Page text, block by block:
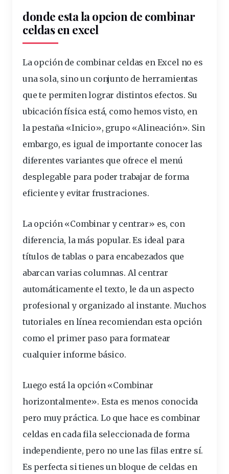
donde esta la opcion de combinar
celdas en excel
La opción de combinar celdas en Excel no es
una sola, sino un conjunto de herramientas
que te permiten lograr distintos efectos. Su
ubicación física está, como hemos visto, en
la pestaña «Inicio», grupo «Alineación». Sin
embargo, es igual de importante conocer las
diferentes variantes que ofrece el menú
desplegable para poder trabajar de forma
eficiente y evitar frustraciones.
La opción «Combinar y centrar» es, con
diferencia, la más popular. Es ideal para
títulos de tablas o para encabezados que
abarcan varias columnas. Al centrar
automáticamente el texto, le da un aspecto
profesional y organizado al instante. Muchos
tutoriales en línea recomiendan esta opción
como el primer paso para formatear
cualquier informe básico.
Luego está la opción «Combinar
horizontalmente». Esta es menos conocida
pero muy práctica. Lo que hace es combinar
celdas en cada fila seleccionada de forma
independiente, pero no une las filas entre sí.
Es perfecta si tienes un bloque de celdas en